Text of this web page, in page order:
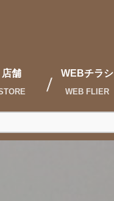
店舗 WEBチラシ
WEB FLIER